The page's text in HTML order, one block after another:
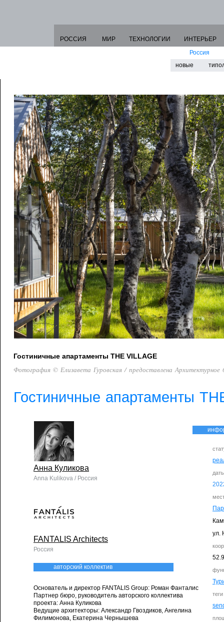
РОССИЯ МИР ТЕХНОЛОГИИ
ИНТЕРЬЕР
Россия
новые
Гостиничные апартаменты THE VILLAGE
Фотография © Елизавета Гуровская / предоставлена Архитектурное
Гостиничные апартаменты
ул.
теги
Анна Куликова
Anna Kulikova / Россия
FANTALIS Architects
Россия
авторский коллектив
Основатель и директор FANTALIS Group: Роман Фанталис
Партнер бюро, руководитель авторского коллектива
проекта: Анна Куликова
Ведущие архитекторы: Александр Гвоздиков, Ангелина
Филимонова, Екатерина Чернышева